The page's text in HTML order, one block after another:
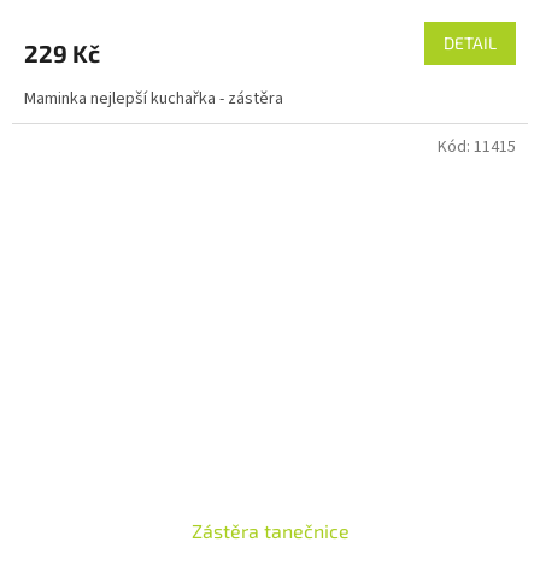
229 Kč DETAIL
Maminka nejlepší kuchařka - zástěra
Zástěra tanečnice
Kód: 11415